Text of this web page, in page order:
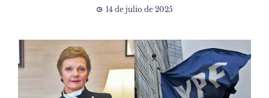
14 de julio de 2025